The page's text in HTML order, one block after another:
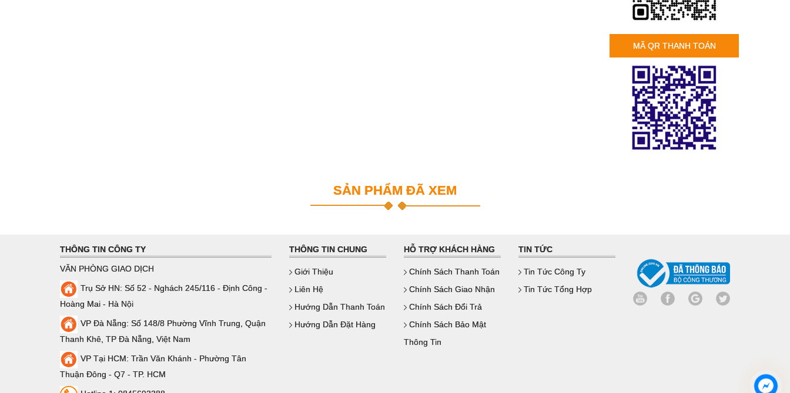
MÃ QR THANH TOÁN
SẢN PHẨM ĐÃ XEM
THÔNG TIN CÔNG TY
VĂN PHÒNG GIAO DỊCH
Trụ Sở HN: Số 52 - Nghách 245/116 - Định Công -
Hoàng Mai - Hà Nội
VP Đà Nẵng: Số 148/8 Phường Vĩnh Trung, Quận
Thanh Khê, TP Đà Nẵng, Việt Nam
VP Tại HCM: Trần Văn Khánh - Phường Tân
Thuận Đông - Q7 - TP. HCM
THÔNG TIN CHUNG
Giới Thiệu
Liên Hệ
Hướng Dẫn Thanh Toán
Hướng Dẫn Đặt Hàng
HỖ TRỢ KHÁCH HÀNG
Chính Sách Thanh Toán
Chính Sách Giao Nhận
Chính Sách Đổi Trả
Chính Sách Bảo Mật
Thông Tin
TIN TỨC
Tin Tức Công Ty
Tin Tức Tổng Hợp